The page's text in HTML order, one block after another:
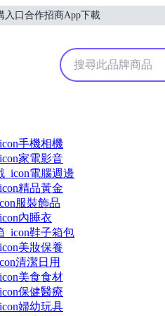
入口合作招商App下載
Yahoo購物中心
手機相機
家電影音
電腦週邊
精品黃金
服裝飾品
內睡衣
鞋子箱包
美妝保養
清潔日用
美食食材
保健醫療
婦幼玩具